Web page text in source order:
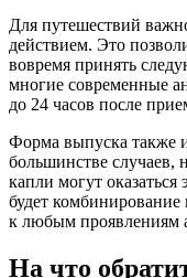
Для путешествий
действием. Это
вовремя принять
многие современные
до 24 часов после
Форма выпуска также
большинстве случаев,
капли могут
будет
к любым проявлениям
На что